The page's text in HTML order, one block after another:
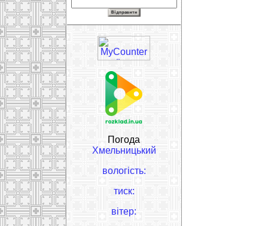
Погода
Хмельницький
вологість:
тиск:
вітер: